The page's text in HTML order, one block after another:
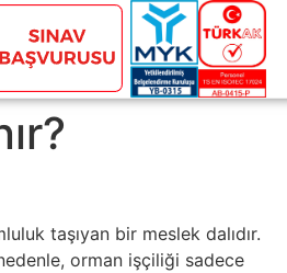
taşıyan bir meslek dalıdır.
orman işçiliği sadece